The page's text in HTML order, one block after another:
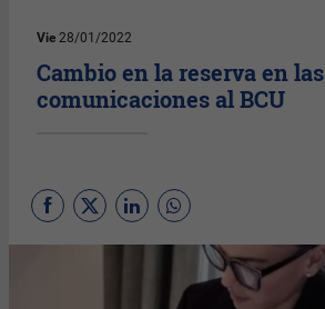
Vie 28/01/2022
Cambio en la reserva en las
comunicaciones al BCU